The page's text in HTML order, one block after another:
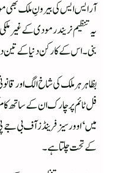
آر ایس ایس کی بیرونِ ملک بھی
یہ تنظیم نریندر مودی کے غیر
بنی۔ اس کے کارکن دنیا کے
بظاہر ہر ملک کی شاخ الگ اور
فل ٹائم پرچارک ان کے ساتھ
میں ‘اوورسیز فرینڈز آف بی
کے تحت چلتا ہے۔